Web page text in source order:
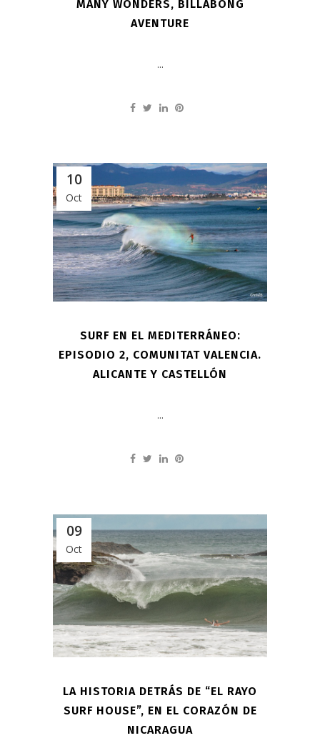
MANY WONDERS, BILLABONG
AVENTURE
...
10
Oct
SURF EN EL MEDITERRÁNEO:
EPISODIO 2, COMUNITAT VALENCIA.
ALICANTE Y CASTELLÓN
...
09
Oct
LA HISTORIA DETRÁS DE “EL RAYO
SURF HOUSE”, EN EL CORAZÓN DE
NICARAGUA